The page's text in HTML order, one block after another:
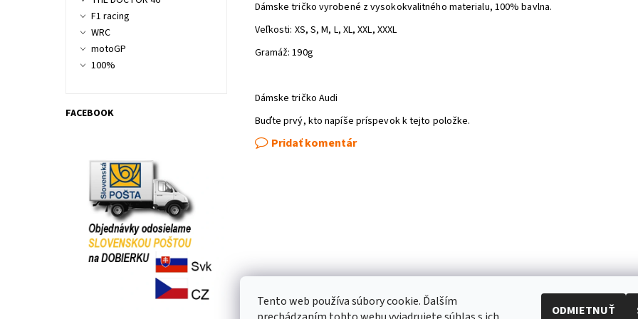
Dámske tričko vyrobené z vysokokvalitného materialu, 100% bavlna.
Veľkosti: XS, S, M, L, XL, XXL, XXXL
Gramáž: 190g
Dámske tričko Audi
Buďte prvý, kto napíše príspevok k tejto položke.
Pridať komentár
F1 racing
WRC
motoGP
100%
FACEBOOK
Tento web používa súbory cookie. Ďalším
ODMIETNUŤ